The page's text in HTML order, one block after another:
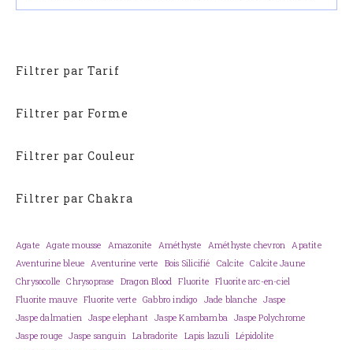
Filtrer par Tarif
Filtrer par Forme
Filtrer par Couleur
Filtrer par Chakra
Agate Agate mousse Amazonite Améthyste Améthyste chevron
Apatite
Aventurine bleue
Aventurine verte Bois Silicifié Calcite
Calcite Jaune
Chrysocolle
Chrysoprase Dragon Blood Fluorite Fluorite arc-en-ciel
Fluorite mauve Fluorite verte Gabbro indigo Jade blanche
Jaspe
Jaspe dalmatien Jaspe elephant Jaspe Kambamba Jaspe Polychrome
Jaspe rouge
Jaspe sanguin Labradorite Lapis lazuli Lépidolite